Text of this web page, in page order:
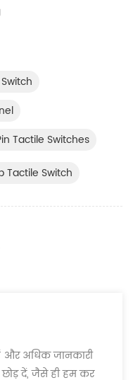
Tactile Switches
Tactile Switch
और अधिक जानकारी
दें, जैसे ही हम कर